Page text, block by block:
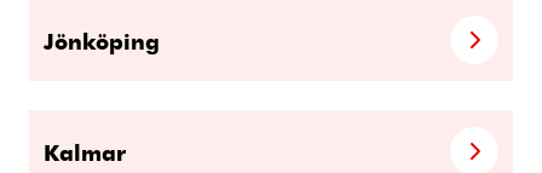
Jönköping
Kalmar